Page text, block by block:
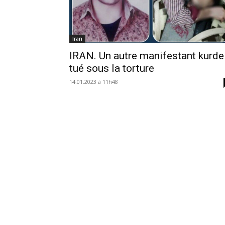
Iran
IRAN. Un autre manifestant kurde
tué sous la torture
14.01.2023 à 11h48